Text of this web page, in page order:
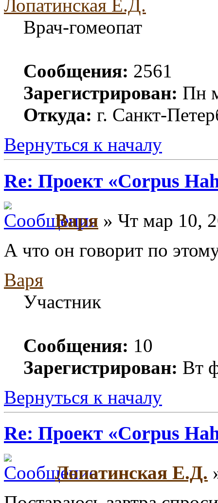
Лопатинская Е.Д.
Врач-гомеопат
Сообщения: 2561
Зарегистрирован: Пн
Откуда: г. Санкт-
Вернуться к началу
Re: Проект «Corpus
Варя » Чт мар 10,
А что он говорит по
Варя
Участник
Сообщения: 10
Зарегистрирован: Вт
Вернуться к началу
Re: Проект «Corpus
Лопатинская Е.Д.